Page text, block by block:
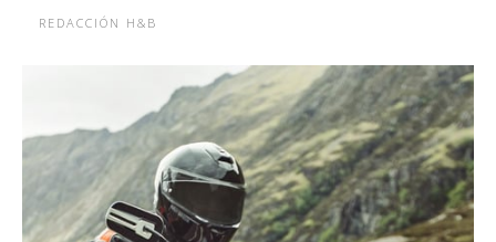
REDACCIÓN H&B